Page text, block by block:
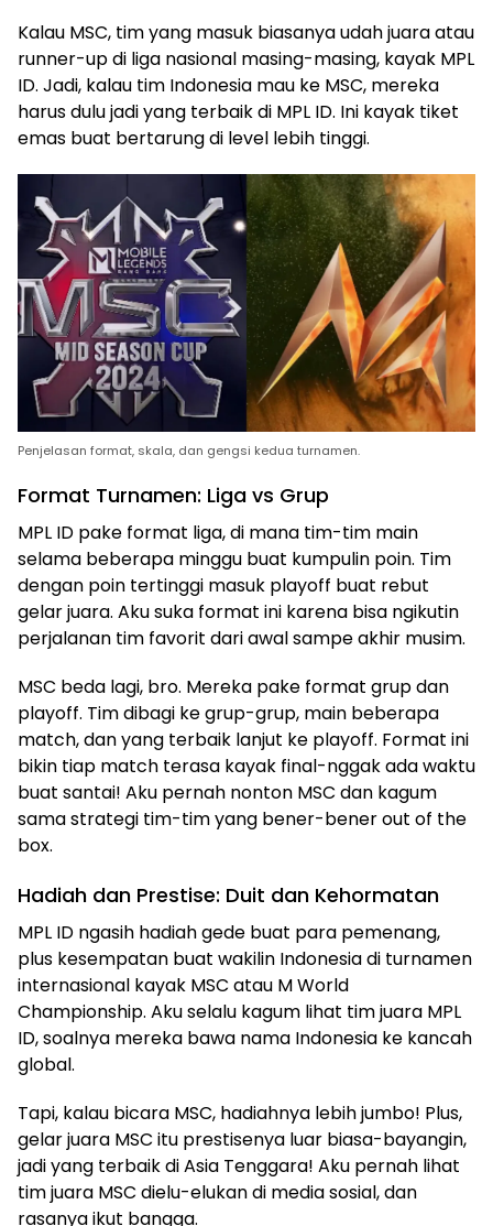
Kalau MSC, tim yang masuk biasanya udah juara atau
runner-up di liga nasional masing-masing, kayak MPL
ID. Jadi, kalau tim Indonesia mau ke MSC, mereka
harus dulu jadi yang terbaik di MPL ID. Ini kayak tiket
emas buat bertarung di level lebih tinggi.
Penjelasan format, skala, dan gengsi kedua turnamen.
Format Turnamen: Liga vs Grup
MPL ID pake format liga, di mana tim-tim main
selama beberapa minggu buat kumpulin poin. Tim
dengan poin tertinggi masuk playoff buat rebut
gelar juara. Aku suka format ini karena bisa ngikutin
perjalanan tim favorit dari awal sampe akhir musim.
MSC beda lagi, bro. Mereka pake format grup dan
playoff. Tim dibagi ke grup-grup, main beberapa
match, dan yang terbaik lanjut ke playoff. Format ini
bikin tiap match terasa kayak final-nggak ada waktu
buat santai! Aku pernah nonton MSC dan kagum
sama strategi tim-tim yang bener-bener out of the
box.
Hadiah dan Prestise: Duit dan Kehormatan
MPL ID ngasih hadiah gede buat para pemenang,
plus kesempatan buat wakilin Indonesia di turnamen
internasional kayak MSC atau M World
Championship. Aku selalu kagum lihat tim juara MPL
ID, soalnya mereka bawa nama Indonesia ke kancah
global.
Tapi, kalau bicara MSC, hadiahnya lebih jumbo! Plus,
gelar juara MSC itu prestisenya luar biasa-bayangin,
jadi yang terbaik di Asia Tenggara! Aku pernah lihat
tim juara MSC dielu-elukan di media sosial, dan
rasanya ikut bangga.